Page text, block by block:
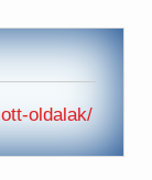
oldalak/